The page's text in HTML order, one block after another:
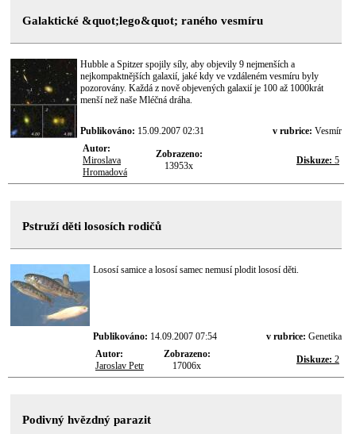
Galaktické &quot;lego&quot; raného vesmíru
Hubble a Spitzer spojily síly, aby objevily 9 nejmenších a
nejkompaktnějších galaxií, jaké kdy ve vzdáleném vesmíru byly
pozorovány. Každá z nově objevených galaxií je 100 až 1000krát
menší než naše Mléčná dráha.
Publikováno: 15.09.2007 02:31 v rubrice: Vesmír
Autor:
Miroslava
Hromadová
Zobrazeno:
13953x
Diskuze: 5
Pstruží děti lososích rodičů
Lososí samice a lososí samec nemusí plodit lososí děti.
Publikováno: 14.09.2007 07:54 v rubrice: Genetika
Autor:
Jaroslav Petr
Zobrazeno:
17006x
Diskuze: 2
Podivný hvězdný parazit